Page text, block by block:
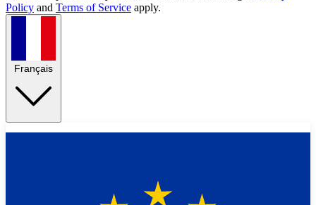
Policy and Terms of Service apply.
Français